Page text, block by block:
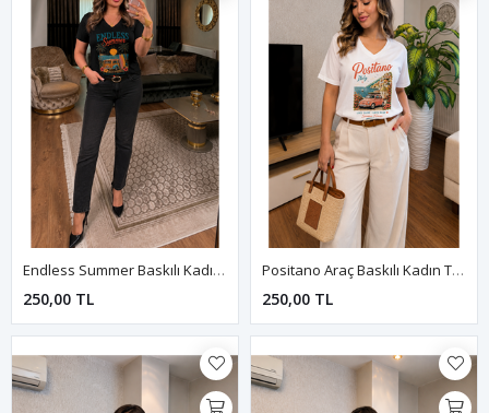
Endless Summer Baskılı Kadın Tişört-Siyah
250,00 TL
Positano Araç Baskılı Kadın Tişört-Beyaz
250,00 TL